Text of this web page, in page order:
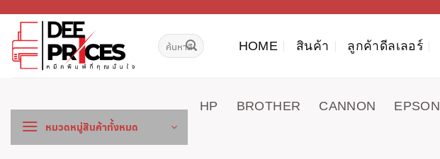
เนื้อหา
ค้นหา: HOME สินค้า ลูกค้าดีลเลอร์
หมวดหมู่สินค้าทั้งหมด
HP BROTHER CANNON EPSON